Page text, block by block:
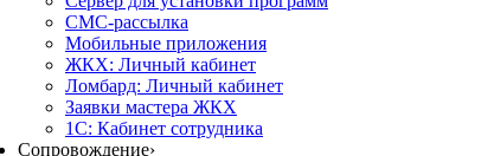
СМС-рассылка
Мобильные приложения
ЖКХ: Личный кабинет
Ломбард: Личный кабинет
Заявки мастера ЖКХ
1С: Кабинет сотрудника
Сопровождение›